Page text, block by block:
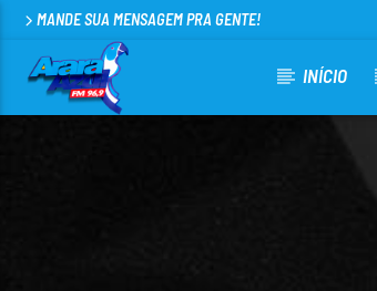
MANDE SUA MENSAGEM PRA GENTE!
INÍCIO